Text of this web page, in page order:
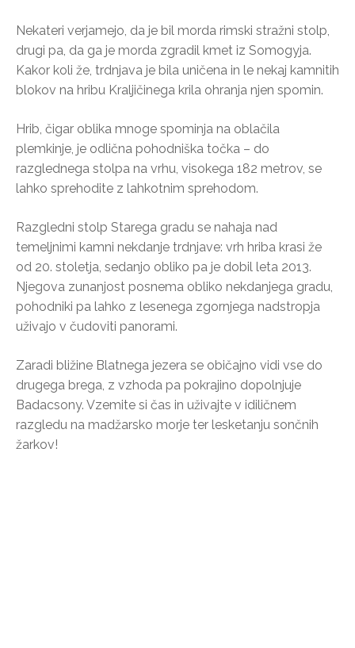
Nekateri verjamejo, da je bil morda rimski stražni stolp,
drugi pa, da ga je morda zgradil kmet iz Somogyja.
Kakor koli že, trdnjava je bila uničena in le nekaj kamnitih
blokov na hribu Kraljičinega krila ohranja njen spomin.
Hrib, čigar oblika mnoge spominja na oblačila
plemkinje, je odlična pohodniška točka – do
razglednega stolpa na vrhu, visokega 182 metrov, se
lahko sprehodite z lahkotnim sprehodom.
Razgledni stolp Starega gradu se nahaja nad
temeljnimi kamni nekdanje trdnjave: vrh hriba krasi že
od 20. stoletja, sedanjo obliko pa je dobil leta 2013.
Njegova zunanjost posnema obliko nekdanjega gradu,
pohodniki pa lahko z lesenega zgornjega nadstropja
uživajo v čudoviti panorami.
Zaradi bližine Blatnega jezera se običajno vidi vse do
drugega brega, z vzhoda pa pokrajino dopolnjuje
Badacsony. Vzemite si čas in uživajte v idiličnem
razgledu na madžarsko morje ter lesketanju sončnih
žarkov!